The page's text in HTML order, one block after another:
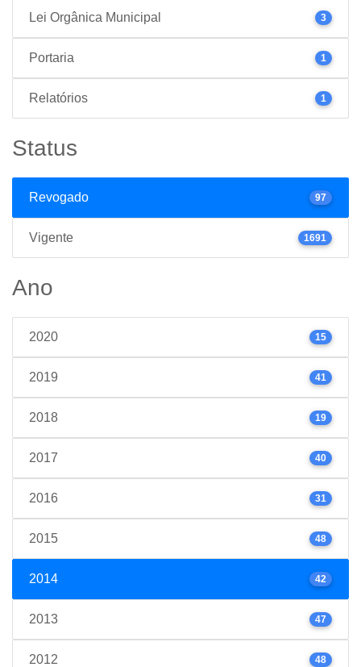
Lei Orgânica Municipal 3
Portaria 1
Relatórios 1
Status
Revogado 97
Vigente 1691
Ano
2020 15
2019 41
2018 19
2017 40
2016 31
2015 48
2014 42
2013 47
2012 48